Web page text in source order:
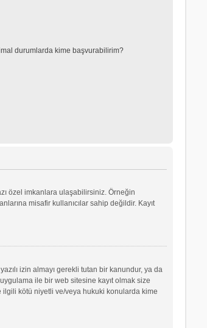
durumlarda kime başvurabilirim?
özel imkanlara ulaşabilirsiniz. Örneğin
misafir kullanıcılar sahip değildir. Kayıt
izin almayı gerekli tutan bir kanundur, ya da
ile bir web sitesine kayıt olmak size
kötü niyetli ve/veya hukuki konularda kime